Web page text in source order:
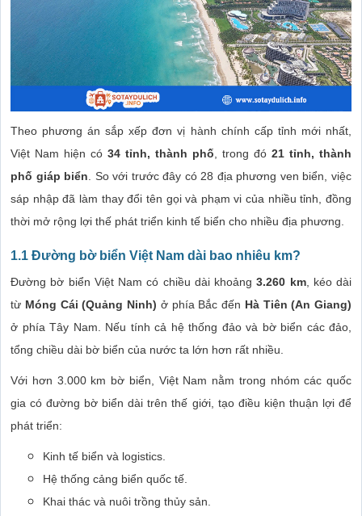
Theo phương án sắp xếp đơn vị hành chính cấp tỉnh mới nhất,
Việt Nam hiện có 34 tỉnh, thành phố , trong đó 21 tỉnh, thành
phố giáp biển . So với trước đây có 28 địa phương ven biển, việc
sáp nhập đã làm thay đổi tên gọi và phạm vi của nhiều tỉnh, đồng
thời mở rộng lợi thế phát triển kinh tế biển cho nhiều địa phương.
1.1 Đường bờ biển Việt Nam dài bao nhiêu km?
Đường bờ biển Việt Nam có chiều dài khoảng3.260 km, kéo dài
từ Móng Cái (Quảng Ninh) ở phía Bắc đến Hà Tiên (An Giang)
ở phía Tây Nam. Nếu tính cả hệ thống đảo và bờ biển các đảo,
tổng chiều dài bờ biển của nước ta lớn hơn rất nhiều.
Với hơn 3.000 km bờ biển, Việt Nam nằm trong nhóm các quốc
gia có đường bờ biển dài trên thế giới, tạo điều kiện thuận lợi để
phát triển:
Kinh tế biển và logistics.
Hệ thống cảng biển quốc tế.
Khai thác và nuôi trồng thủy sản.